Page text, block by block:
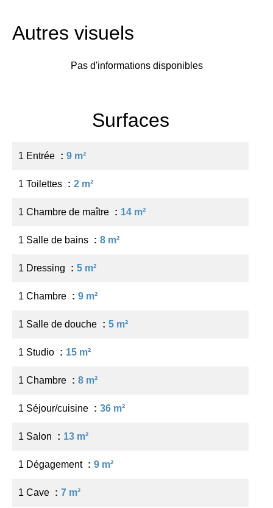
Autres visuels
Pas d'informations disponibles
Surfaces
1 Entrée 9 m²
1 Toilettes 2 m²
1 Chambre de maître 14 m²
1 Salle de bains 8 m²
1 Dressing 5 m²
1 Chambre 9 m²
1 Salle de douche 5 m²
1 Studio 15 m²
1 Chambre 8 m²
1 Séjour/cuisine 36 m²
1 Salon 13 m²
1 Dégagement 9 m²
1 Cave 7 m²